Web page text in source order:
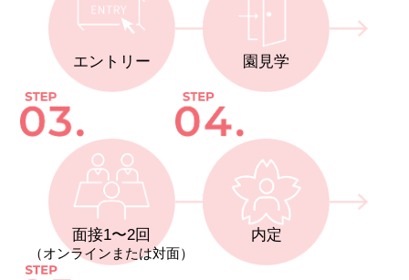
エントリー 園見学
面接1〜2回
（オンラインまたは対面）
内定